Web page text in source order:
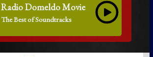
Radio Domeldo Movie
The Best of Soundtracks